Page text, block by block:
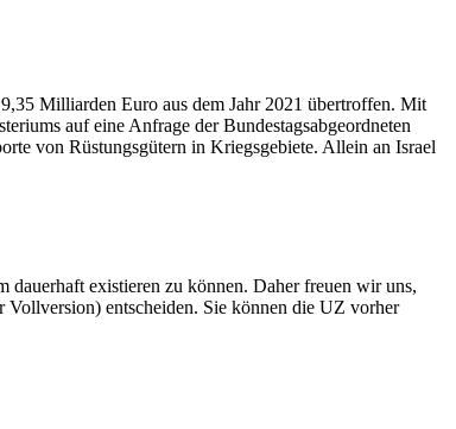
Milliarden Euro aus dem Jahr 2021 übertroffen. Mit
auf eine Anfrage der Bundestagsabgeordneten
von Rüstungsgütern in Kriegsgebiete. Allein an Israel
existieren zu können. Daher freuen wir uns,
entscheiden. Sie können die UZ vorher